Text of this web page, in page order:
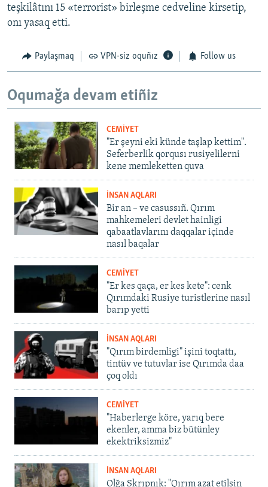
teşkilâtını 15 «terrorist» birleşme cedveline kirsetip,
onı yasaq etti.
Paylaşmaq VPN-siz oquñız Follow us
Oqumağa devam etiñiz
CEMİYET
"Er şeyni eki künde taşlap kettim".
Seferberlik qorqusı rusiyelilerni
kene memleketten quva
İNSAN AQLARI
Bir an – ve casussıñ. Qırım
mahkemeleri devlet hainligi
qabaatlavlarını daqqalar içinde
nasıl baqalar
CEMİYET
"Er kes qaça, er kes kete": cenk
Qırımdaki Rusiye turistlerine nasıl
barıp yetti
İNSAN AQLARI
"Qırım birdemligi" işini toqtattı,
tintüv ve tutuvlar ise Qırımda daa
çoq oldı
CEMİYET
"Haberlerge köre, yarıq bere
ekenler, amma biz bütünley
ekektriksizmiz"
İNSAN AQLARI
Olğa Skrıpnık: "Qırım azat etilsin